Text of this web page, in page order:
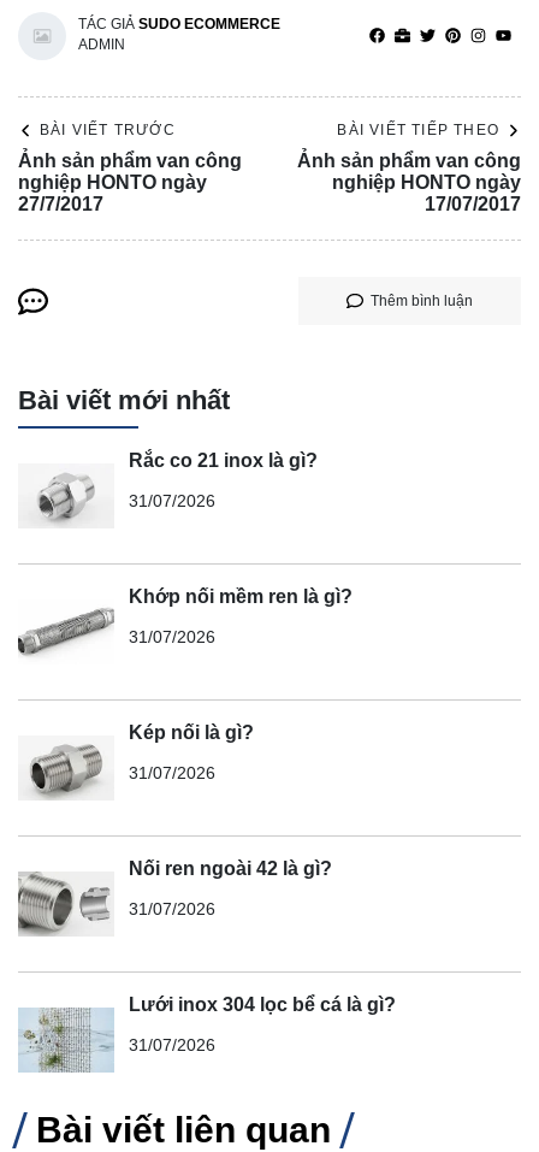
TÁC GIẢ SUDO ECOMMERCE
ADMIN
BÀI VIẾT TRƯỚC
Ảnh sản phẩm van công
nghiệp HONTO ngày
27/7/2017
BÀI VIẾT TIẾP THEO
Ảnh sản phẩm van công
nghiệp HONTO ngày
17/07/2017
Thêm bình luận
Bài viết mới nhất
Rắc co 21 inox là gì?
31/07/2026
Khớp nối mềm ren là gì?
31/07/2026
Kép nối là gì?
31/07/2026
Nối ren ngoài 42 là gì?
31/07/2026
Lưới inox 304 lọc bể cá là gì?
31/07/2026
Bài viết liên quan